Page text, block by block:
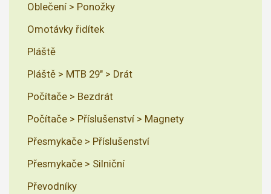
Oblečení > Ponožky
Omotávky řidítek
Pláště
Pláště > MTB 29" > Drát
Počítače > Bezdrát
Počítače > Příslušenství > Magnety
Přesmykače > Příslušenství
Přesmykače > Silniční
Převodníky